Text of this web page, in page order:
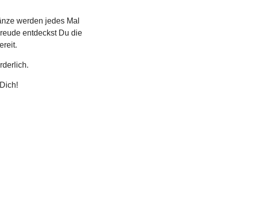
werden jedes Mal
entdeckst Du die